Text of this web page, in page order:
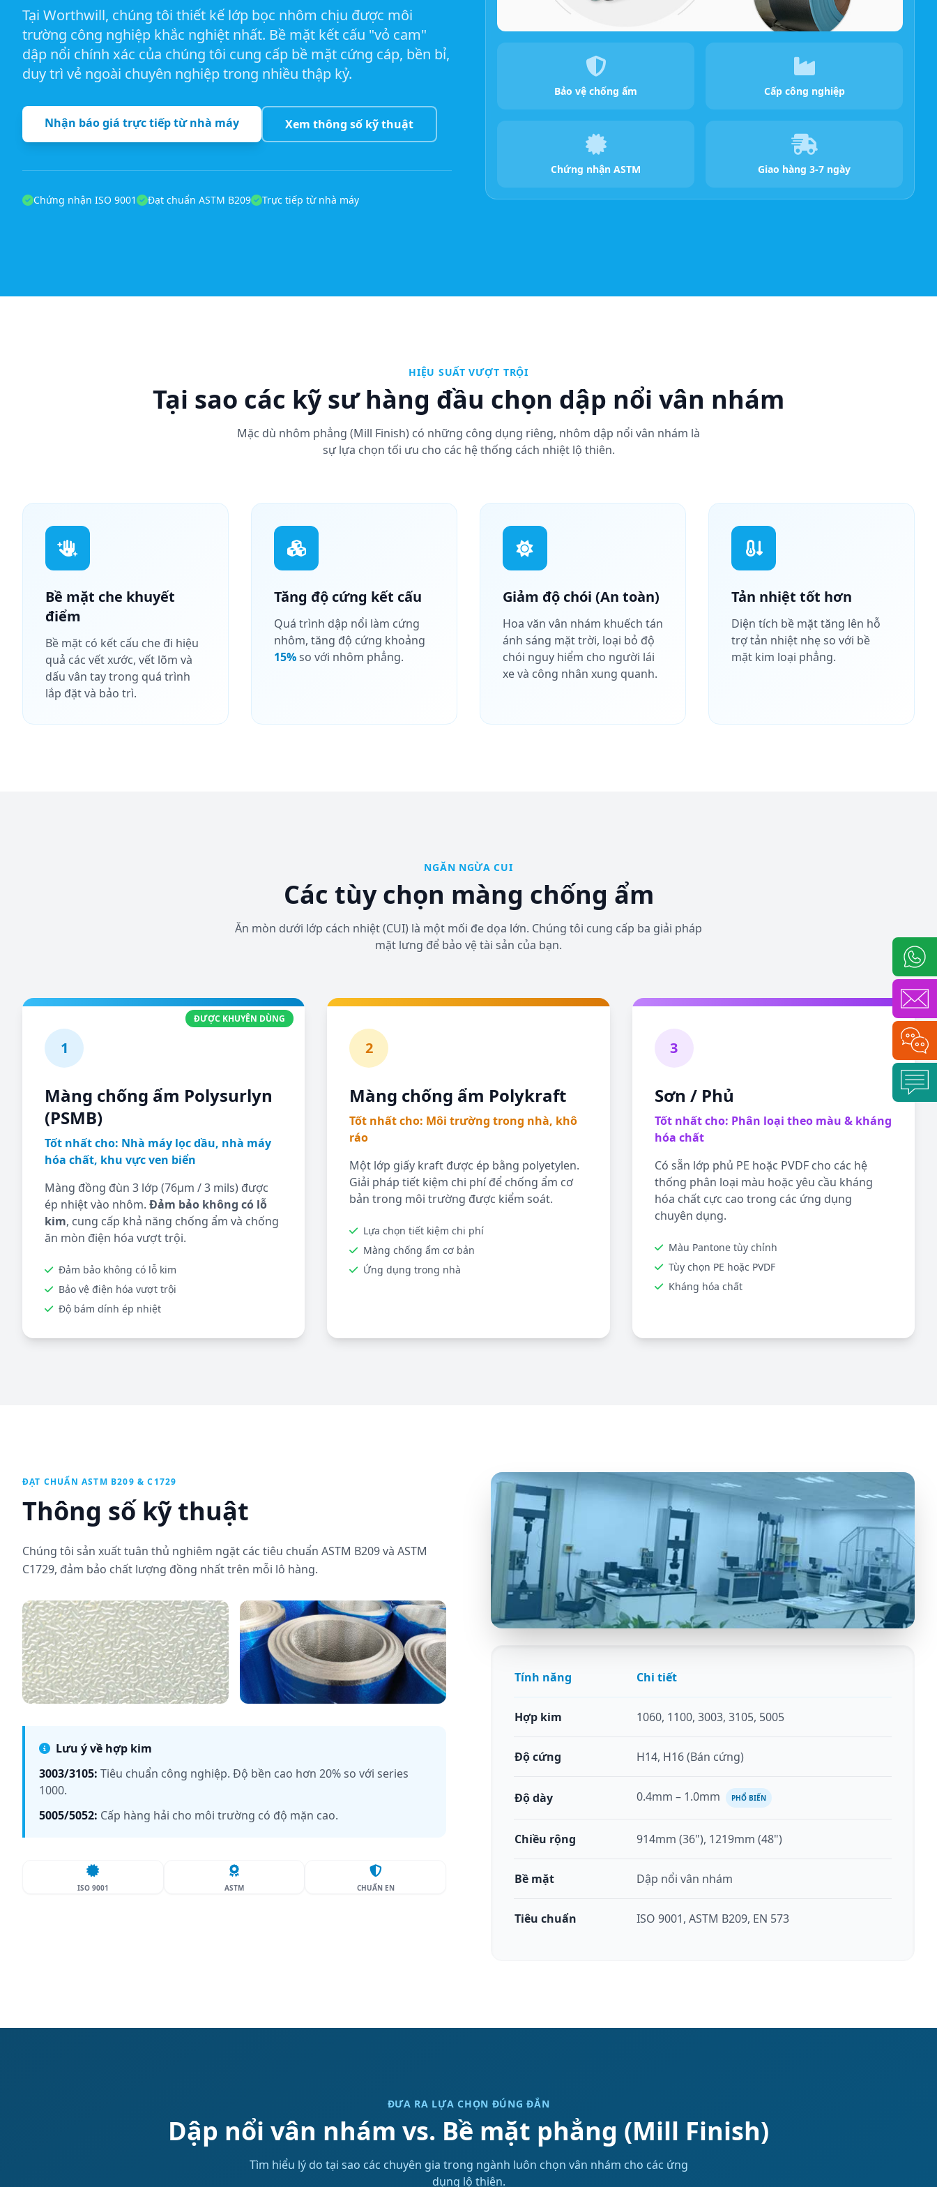
Tại Worthwill, chúng tôi thiết kế lớp bọc nhôm chịu được môi
trường công nghiệp khắc nghiệt nhất. Bề mặt kết cấu "vỏ cam"
dập nổi chính xác của chúng tôi cung cấp bề mặt cứng cáp, bền bỉ,
duy trì vẻ ngoài chuyên nghiệp trong nhiều thập kỷ.
Nhận báo giá trực tiếp từ nhà máy Xem thông số kỹ thuật
Chứng nhận ISO 9001 Đạt chuẩn ASTM B209 Trực tiếp từ nhà máy
Bảo vệ chống ẩm Cấp công nghiệp
Chứng nhận ASTM Giao hàng 3-7 ngày
HIỆU SUẤT VƯỢT TRỘI
Tại sao các kỹ sư hàng đầu chọn dập nổi vân nhám
Mặc dù nhôm phẳng (Mill Finish) có những công dụng riêng, nhôm dập nổi vân nhám là
sự lựa chọn tối ưu cho các hệ thống cách nhiệt lộ thiên.
Bề mặt che khuyết
điểm
Bề mặt có kết cấu che đi hiệu
quả các vết xước, vết lõm và
dấu vân tay trong quá trình
lắp đặt và bảo trì.
Tăng độ cứng kết cấu
Quá trình dập nổi làm cứng
nhôm, tăng độ cứng khoảng
15%so với nhôm phẳng.
Giảm độ chói (An toàn)
Hoa văn vân nhám khuếch tán
ánh sáng mặt trời, loại bỏ độ
chói nguy hiểm cho người lái
xe và công nhân xung quanh.
Tản nhiệt tốt hơn
Diện tích bề mặt tăng lên hỗ
trợ tản nhiệt nhẹ so với bề
mặt kim loại phẳng.
NGĂN NGỪA CUI
Các tùy chọn màng chống ẩm
Ăn mòn dưới lớp cách nhiệt (CUI) là một mối đe dọa lớn. Chúng tôi cung cấp ba giải pháp
mặt lưng để bảo vệ tài sản của bạn.
ĐƯỢC KHUYÊN DÙNG
1
Màng chống ẩm Polysurlyn
(PSMB)
Tốt nhất cho: Nhà máy lọc dầu, nhà máy
hóa chất, khu vực ven biển
Màng đồng đùn 3 lớp (76µm / 3 mils) được
ép nhiệt vào nhôm. Đảm bảo không có lỗ
kim, cung cấp khả năng chống ẩm và chống
ăn mòn điện hóa vượt trội.
Đảm bảo không có lỗ kim
Bảo vệ điện hóa vượt trội
Độ bám dính ép nhiệt
2
Màng chống ẩm Polykraft
Tốt nhất cho: Môi trường trong nhà, khô
ráo
Một lớp giấy kraft được ép bằng polyetylen.
Giải pháp tiết kiệm chi phí để chống ẩm cơ
bản trong môi trường được kiểm soát.
Lựa chọn tiết kiệm chi phí
Màng chống ẩm cơ bản
Ứng dụng trong nhà
3
Sơn / Phủ
Tốt nhất cho: Phân loại theo màu & kháng
hóa chất
Có sẵn lớp phủ PE hoặc PVDF cho các hệ
thống phân loại màu hoặc yêu cầu kháng
hóa chất cực cao trong các ứng dụng
chuyên dụng.
Màu Pantone tùy chỉnh
Tùy chọn PE hoặc PVDF
Kháng hóa chất
ĐẠT CHUẨN ASTM B209 & C1729
Thông số kỹ thuật
Chúng tôi sản xuất tuân thủ nghiêm ngặt các tiêu chuẩn ASTM B209 và ASTM
C1729, đảm bảo chất lượng đồng nhất trên mỗi lô hàng.
Lưu ý về hợp kim
3003/3105: Tiêu chuẩn công nghiệp. Độ bền cao hơn 20% so với series
1000.
5005/5052: Cấp hàng hải cho môi trường có độ mặn cao.
ISO 9001 ASTM CHUẨN EN
Vật liệu được chứng nhận phòng thí nghiệm
Tính năng Chi tiết
Hợp kim 1060, 1100, 3003, 3105, 5005
Độ cứng H14, H16 (Bán cứng)
Độ dày 0.4mm – 1.0mm PHỔ BIẾN
Chiều rộng 914mm (36"), 1219mm (48")
Bề mặt Dập nổi vân nhám
Tiêu chuẩn ISO 9001, ASTM B209, EN 573
ĐƯA RA LỰA CHỌN ĐÚNG ĐẮN
Dập nổi vân nhám vs. Bề mặt phẳng (Mill Finish)
Tìm hiểu lý do tại sao các chuyên gia trong ngành luôn chọn vân nhám cho các ứng
dụng lộ thiên.